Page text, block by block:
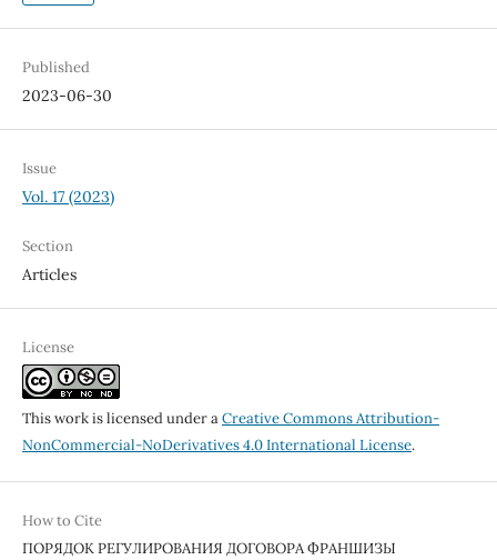
Published
2023-06-30
Issue
Vol. 17 (2023)
Section
Articles
License
This work is licensed under aCreative Commons Attribution-
NonCommercial-NoDerivatives 4.0 International License.
How to Cite
ПОРЯДОК РЕГУЛИРОВАНИЯ ДОГОВОРА ФРАНШИЗЫ